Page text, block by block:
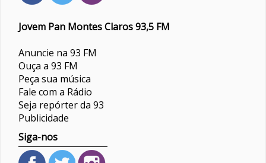
Jovem Pan Montes Claros 93,5 FM
Anuncie na 93 FM
Ouça a 93 FM
Peça sua música
Fale com a Rádio
Seja repórter da 93
Publicidade
Siga-nos